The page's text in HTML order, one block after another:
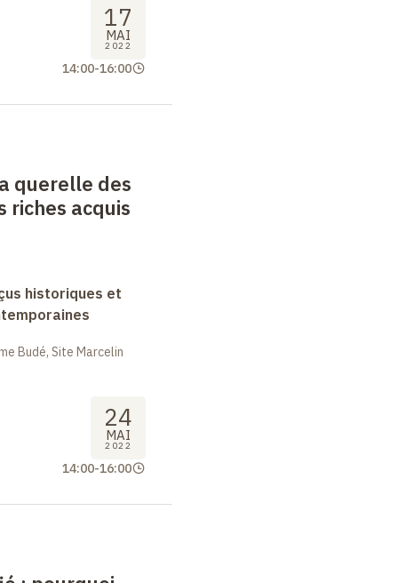
17
MAI
2022
14:00-16:00
querelle des
riches acquis
historiques et
Budé, Site Marcelin
24
MAI
2022
14:00-16:00